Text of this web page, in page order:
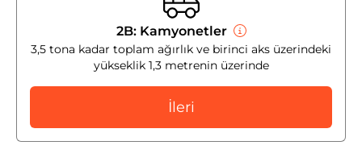
2B: Kamyonetler
3,5 tona kadar toplam ağırlık ve birinci aks üzerindeki
yükseklik 1,3 metrenin üzerinde
İleri